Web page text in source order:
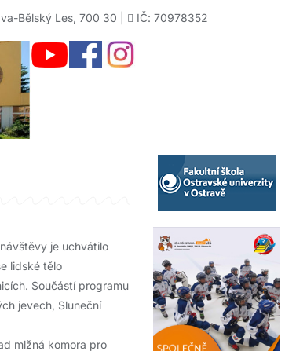
Bělský Les, 700 30 | IČ: 70978352
je uchvátilo
lidské tělo
Součástí programu
jevech, Sluneční
mlžná komora pro